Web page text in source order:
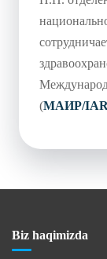
(МАИР/
Biz haqimizda